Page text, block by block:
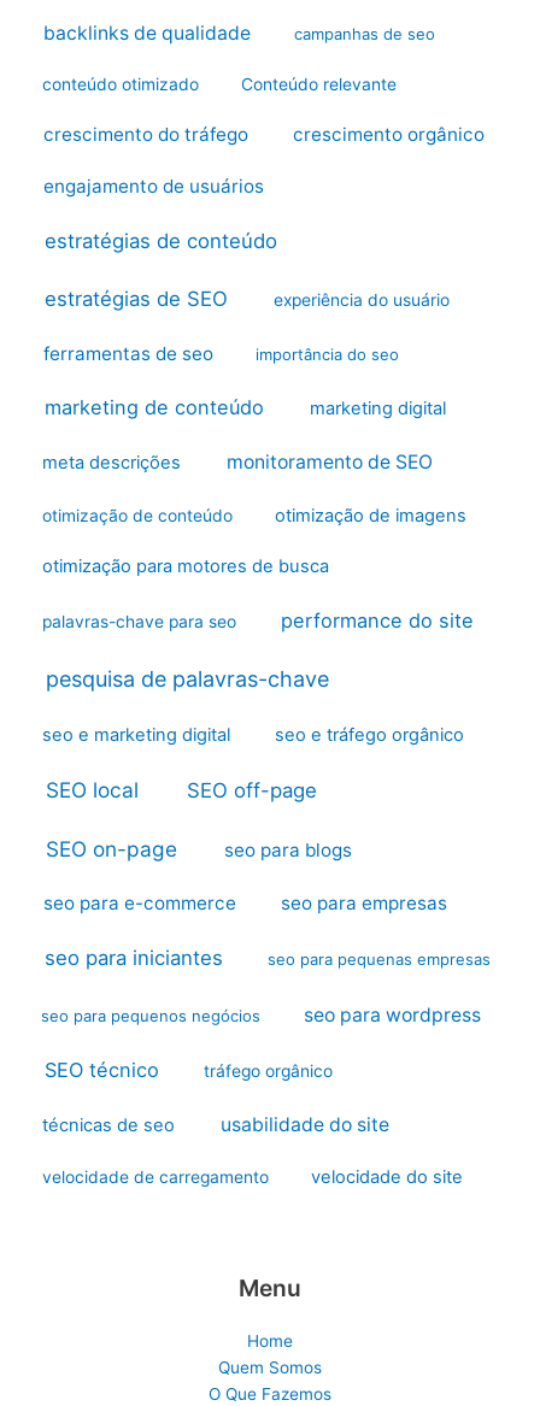
backlinks de qualidade campanhas de seo
conteúdo otimizado Conteúdo relevante
crescimento do tráfego crescimento orgânico
engajamento de usuários
estratégias de conteúdo
estratégias de SEO experiência do usuário
ferramentas de seo importância do seo
marketing de conteúdo marketing digital
meta descrições monitoramento de SEO
otimização de conteúdo otimização de imagens
otimização para motores de busca
palavras-chave para seo performance do site
pesquisa de palavras-chave
seo e marketing digital seo e tráfego orgânico
SEO local SEO off-page
SEO on-page seo para blogs
seo para e-commerce seo para empresas
seo para iniciantes seo para pequenas empresas
seo para pequenos negócios seo para wordpress
SEO técnico tráfego orgânico
técnicas de seo usabilidade do site
velocidade de carregamento velocidade do site
Menu
Home
Quem Somos
O Que Fazemos